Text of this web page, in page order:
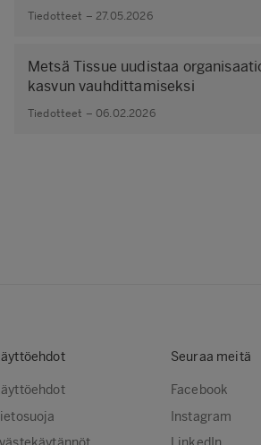
Tiedotteet – 27.05.2026
Metsä Tissue uudistaa
kasvun vauhdittamiseksi
Tiedotteet – 06.02.2026
Seuraa meitä
Facebook
Instagram